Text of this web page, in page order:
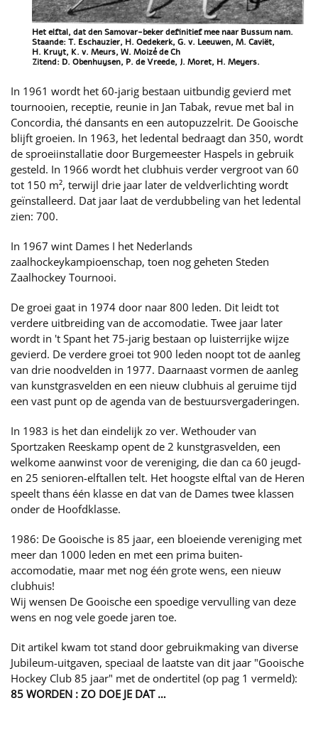
Het elftal, dat den Samovar-beker definitief mee naar Bussum nam.
Staande: T. Eschauzier, H. Oedekerk, G. v. Leeuwen, M. Caviët,
H. Kruyt, K. v. Meurs, W. Moizé de Ch
Zitend: D. Obenhuysen, P. de Vreede, J. Moret, H. Meyers.
In 1961 wordt het 60-jarig bestaan uitbundig gevierd met
tournooien, receptie, reunie in Jan Tabak, revue met bal in
Concordia, thé dansants en een autopuzzelrit. De Gooische
blijft groeien. In 1963, het ledental bedraagt dan 350, wordt
de sproeiinstallatie door Burgemeester Haspels in gebruik
gesteld. In 1966 wordt het clubhuis verder vergroot van 60
tot 150 m², terwijl drie jaar later de veldverlichting wordt
geïnstalleerd. Dat jaar laat de verdubbeling van het ledental
zien: 700.
In 1967 wint Dames I het Nederlands
zaalhockeykampioenschap, toen nog geheten Steden
Zaalhockey Tournooi.
De groei gaat in 1974 door naar 800 leden. Dit leidt tot
verdere uitbreiding van de accomodatie. Twee jaar later
wordt in 't Spant het 75-jarig bestaan op luisterrijke wijze
gevierd. De verdere groei tot 900 leden noopt tot de aanleg
van drie noodvelden in 1977. Daarnaast vormen de aanleg
van kunstgrasvelden en een nieuw clubhuis al geruime tijd
een vast punt op de agenda van de bestuursvergaderingen.
In 1983 is het dan eindelijk zo ver. Wethouder van
Sportzaken Reeskamp opent de 2 kunstgrasvelden, een
welkome aanwinst voor de vereniging, die dan ca 60 jeugd-
en 25 senioren-elftallen telt. Het hoogste elftal van de Heren
speelt thans één klasse en dat van de Dames twee klassen
onder de Hoofdklasse.
1986: De Gooische is 85 jaar, een bloeiende vereniging met
meer dan 1000 leden en met een prima buiten-
accomodatie, maar met nog één grote wens, een nieuw
clubhuis!
Wij wensen De Gooische een spoedige vervulling van deze
wens en nog vele goede jaren toe.
Dit artikel kwam tot stand door gebruikmaking van diverse
Jubileum-uitgaven, speciaal de laatste van dit jaar "Gooische
Hockey Club 85 jaar" met de ondertitel (op pag 1 vermeld):
85 WORDEN : ZO DOE JE DAT …